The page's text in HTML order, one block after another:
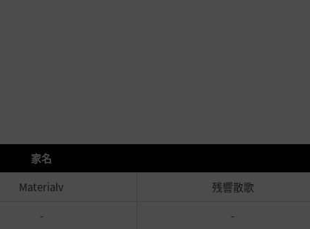
家名
Materialv
残響散歌
- -